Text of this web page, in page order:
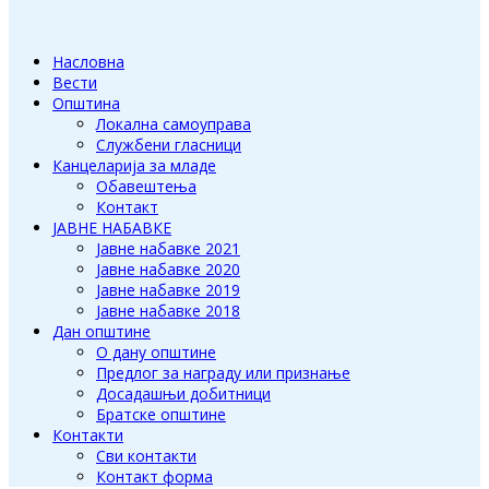
Насловна
Вести
Општина
Локална самоуправа
Службени гласници
Канцеларија за младе
Обавештења
Контакт
ЈАВНЕ НАБАВКЕ
Јавне набавке 2021
Јавне набавке 2020
Јавне набавке 2019
Јавне набавке 2018
Дан општине
О дану општине
Предлог за награду или признање
Досадашњи добитници
Братске општине
Контакти
Сви контакти
Контакт форма